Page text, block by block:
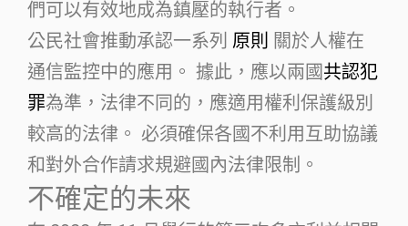
們可以有效地成為鎮壓的執行者。
公民社會推動承認一系列 原則 關於人權在
通信監控中的應用。 據此，應以兩國共認犯
罪為準，法律不同的，應適用權利保護級別
較高的法律。 必須確保各國不利用互助協議
和對外合作請求規避國內法律限制。
不確定的未來